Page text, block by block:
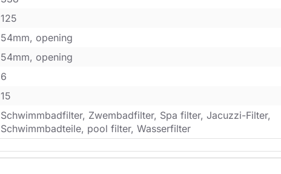
125
54mm, opening
54mm, opening
6
15
Schwimmbadfilter, Zwembadfilter, Spa filter, Jacuzzi-Filter,
Schwimmbadteile, pool filter, Wasserfilter